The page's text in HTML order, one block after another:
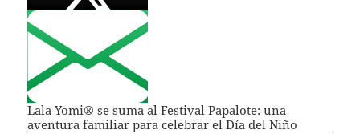
Lala Yomi® se suma al Festival Papalote: una
aventura familiar para celebrar el Día del Niño